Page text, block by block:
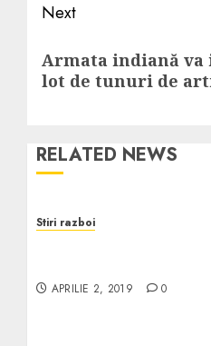
Next
post:
Armata indiană
lot de tunuri de
RELATED NEWS
Stiri razboi
APRILIE 2, 2019 0